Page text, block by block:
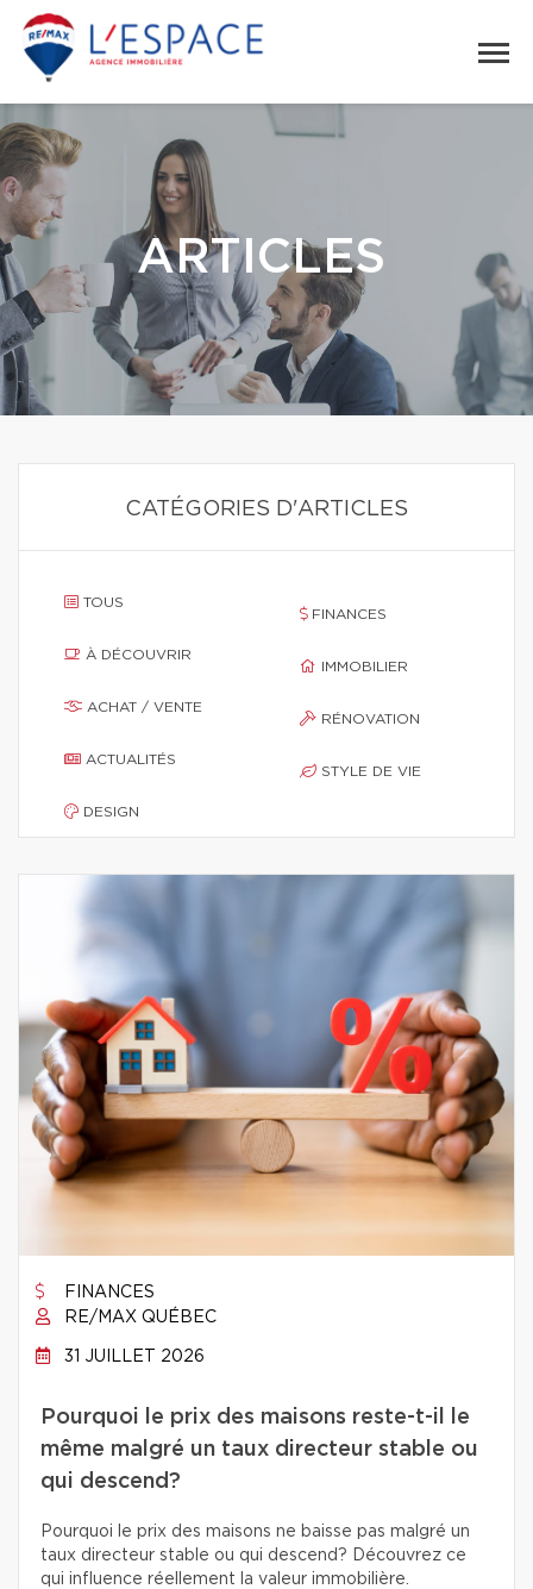
ARTICLES
CATÉGORIES D'ARTICLES
TOUS
À DÉCOUVRIR
ACHAT / VENTE
ACTUALITÉS
DESIGN
FINANCES
IMMOBILIER
RÉNOVATION
STYLE DE VIE
FINANCES
RE/MAX QUÉBEC
31 JUILLET 2026
Pourquoi le prix des maisons reste-t-il le
même malgré un taux directeur stable ou
qui descend?
Pourquoi le prix des maisons ne baisse pas malgré un
taux directeur stable ou qui descend? Découvrez ce
qui influence réellement la valeur immobilière.